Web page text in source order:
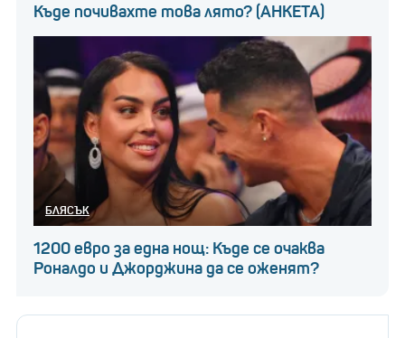
Къде почивахте това лято? (АНКЕТА)
БЛЯСЪК
1200 евро за една нощ: Къде се очаква
Роналдо и Джорджина да се оженят?